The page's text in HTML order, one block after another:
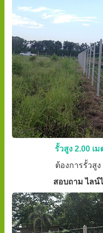
รั้วสูง 2.00 เ
ต้องการรั้วสู
สอบถาม ไลน์